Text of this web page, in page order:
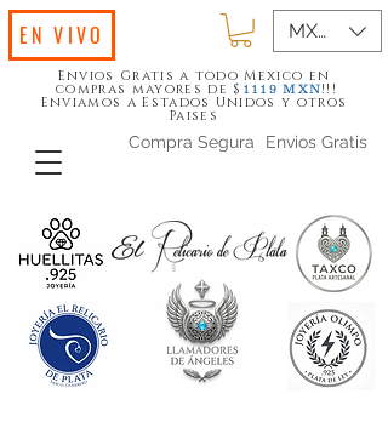
Envios Gratis
Compra Segura
Envios Gratis a todo Mexico en
compras mayores de $ 1119 MXN!!!
Enviamos a Estados Unidos y otros
Paises
MXN ($)
EN VIVO